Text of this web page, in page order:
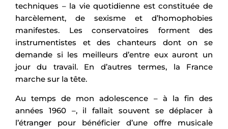
techniques – la vie quotidienne est constituée de
harcèlement, de sexisme et d’homophobies
manifestes. Les conservatoires forment des
instrumentistes et des chanteurs dont on se
demande si les meilleurs d’entre eux auront un
jour du travail. En d’autres termes, la France
marche sur la tête.
Au temps de mon adolescence – à la fin des
années 1960 –, il fallait souvent se déplacer à
l’étranger pour bénéficier d’une offre musicale